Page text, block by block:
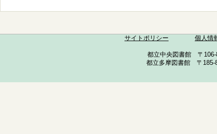
サイトポリシー 個人情
都立中央図書館 〒
都立多摩図書館 〒185-